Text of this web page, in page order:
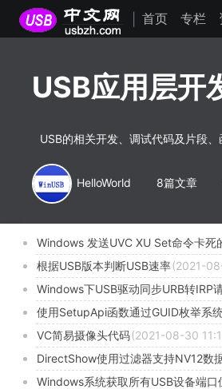
首页 专栏
USB应用层开
USB的相关开发、调试代码及片段、
HelloWorld 8篇文章
Windows 发送UVC XU Set命令卡死
根据USB版本判断USB速率(2021-
Windows下USB驱动同步URB转IRP
使用SetupApi函数通过GUID枚举系
VC简易摄像头代码(2021-08-30
DirectShow使用过滤器支持NV12数
Windows系统获取所有USB设备端口